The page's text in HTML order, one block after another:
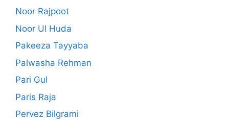
Noor Rajpoot
Noor Ul Huda
Pakeeza Tayyaba
Palwasha Rehman
Pari Gul
Paris Raja
Pervez Bilgrami